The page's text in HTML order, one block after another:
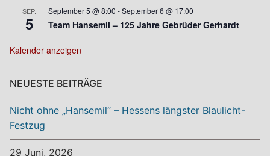
SEP.
5
September 5 @ 8:00 -September 6 @ 17:00
Team Hansemil – 125 Jahre Gebrüder Gerhardt
Kalender anzeigen
NEUESTE BEITRÄGE
Nicht ohne „Hansemil“ – Hessens längster Blaulicht-
Festzug
29 Juni, 2026